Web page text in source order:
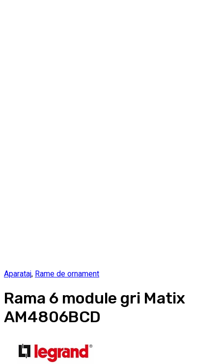
Aparataj, Rame de ornament
Rama 6 module gri Matix
AM4806BCD